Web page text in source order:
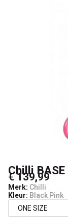
Chilli BASE
€ 139,99
Merk: Chilli
Kleur: Black Pink